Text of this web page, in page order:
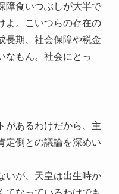
障食いつぶしが大半で
よ。こいつらの存在の
長期、社会保障や税金
なもん。社会にとっ
があるわけだから、主
定側との議論を深めい
いが、天皇は出生時か